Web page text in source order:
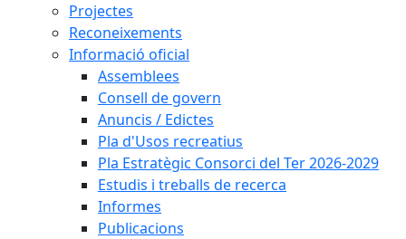
Projectes
Reconeixements
Informació oficial
Assemblees
Consell de govern
Anuncis / Edictes
Pla d'Usos recreatius
Pla Estratègic Consorci del Ter 2026-2029
Estudis i treballs de recerca
Informes
Publicacions